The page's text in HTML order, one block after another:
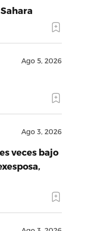
Ago 5, 2026
Ago 3, 2026
veces bajo